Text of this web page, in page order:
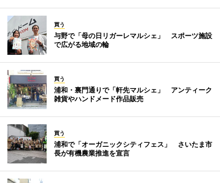
買う
与野で「母の日リガーレマルシェ」 スポーツ施設
で広がる地域の輪
買う
浦和・裏門通りで「軒先マルシェ」 アンティーク
雑貨やハンドメード作品販売
買う
浦和で「オーガニックシティフェス」 さいたま市
長が有機農業推進を宣言